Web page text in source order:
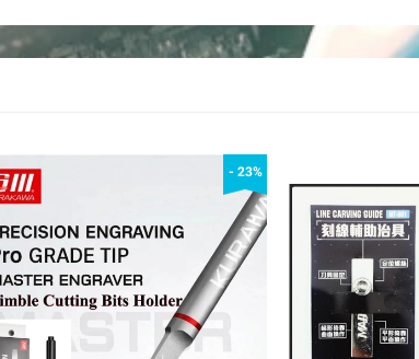
Scribing Knife Tungsten Steel With Hand Grip
phải mua riêng)
- 23%